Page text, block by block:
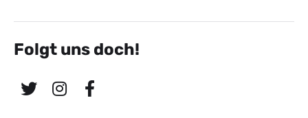
Folgt uns doch!